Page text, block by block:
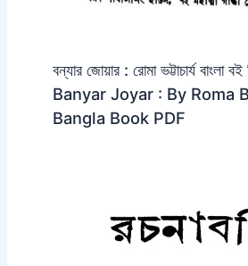
বন্যার জোয়ার : রোমা ভট্টাচার্য বাংলা
Banyar Joyar : By Roma
Bangla Book PDF